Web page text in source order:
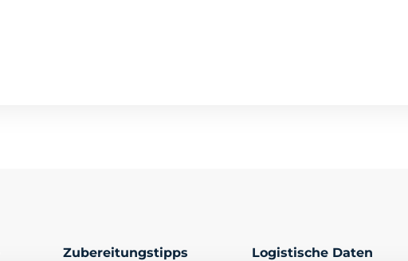
Zubereitungstipps Logistische Daten